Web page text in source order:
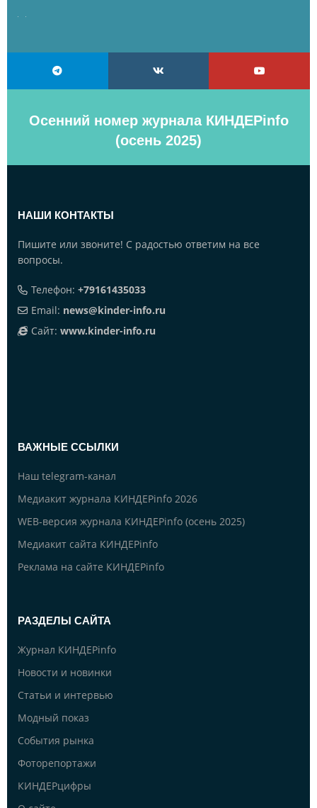
Осенний номер журнала КИНДЕРinfo
(осень 2025)
НАШИ КОНТАКТЫ
Пишите или звоните! С радостью ответим на все
вопросы.
Телефон: +79161435033
Email: news@kinder-info.ru
Сайт: www.kinder-info.ru
ВАЖНЫЕ ССЫЛКИ
Наш telegram-канал
Медиакит журнала КИНДЕРinfo 2026
WEB-версия журнала КИНДЕРinfo (осень 2025)
Медиакит сайта КИНДЕРinfo
Реклама на сайте КИНДЕРinfo
РАЗДЕЛЫ САЙТА
Журнал КИНДЕРinfo
Новости и новинки
Статьи и интервью
Модный показ
События рынка
Фоторепортажи
КИНДЕРцифры